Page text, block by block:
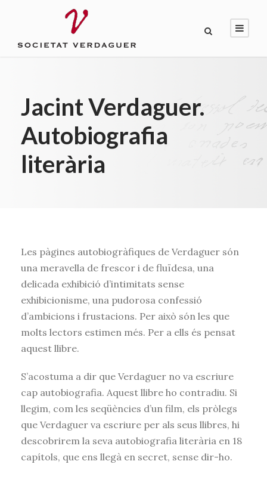
Jacint Verdaguer.
Autobiografia
literària
Les pàgines autobiogràfiques de Verdaguer són
una meravella de frescor i de fluïdesa, una
delicada exhibició d’intimitats sense
exhibicionisme, una pudorosa confessió
d’ambicions i frustacions. Per això són les que
molts lectors estimen més. Per a ells és pensat
aquest llibre.
S’acostuma a dir que Verdaguer no va escriure
cap autobiografia. Aquest llibre ho contradiu. Si
llegim, com les seqüències d’un film, els pròlegs
que Verdaguer va escriure per als seus llibres, hi
descobrirem la seva autobiografia literària en 18
capítols, que ens llegà en secret, sense dir-ho.